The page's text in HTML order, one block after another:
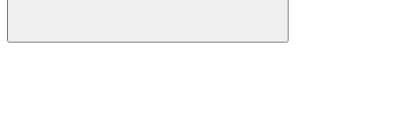
Buscar